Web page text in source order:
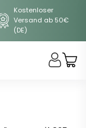
Kostenloser
Versand ab 50€
(DE)